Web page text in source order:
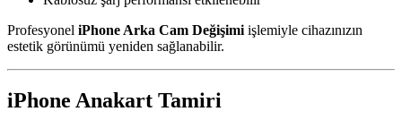
Profesyonel iPhone Arka Cam Değişimi işlemiyle cihazınızın
estetik görünümü yeniden sağlanabilir.
iPhone Anakart Tamiri